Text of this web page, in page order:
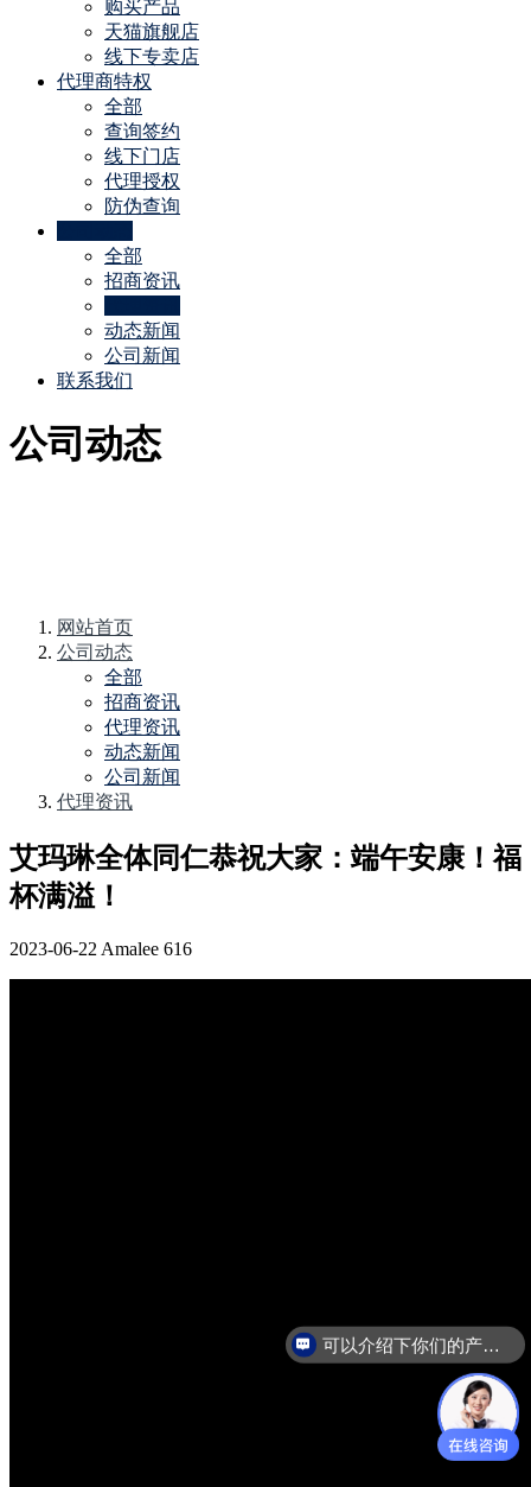
购买产品
天猫旗舰店
线下专卖店
代理商特权
全部
查询签约
线下门店
代理授权
防伪查询
全部
招商资讯
动态新闻
公司新闻
联系我们
公司动态
网站首页
公司动态
全部
招商资讯
代理资讯
动态新闻
公司新闻
代理资讯
艾玛琳全体同仁恭祝大家：端午安康！福
杯满溢！
2023-06-22 Amalee 616
可以介绍下你们的产品么